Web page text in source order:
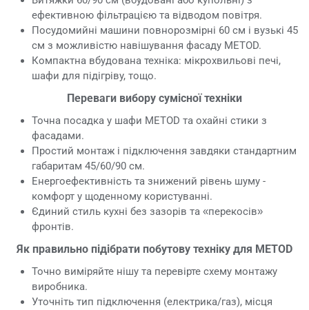
ефективною фільтрацією та відводом повітря.
Посудомийні машини повнорозмірні 60 см і вузькі 45
см з можливістю навішування фасаду METOD.
Компактна вбудована техніка: мікрохвильові печі,
шафи для підігріву, тощо.
Переваги вибору сумісної техніки
Точна посадка у шафи METOD та охайні стики з
фасадами.
Простий монтаж і підключення завдяки стандартним
габаритам 45/60/90 см.
Енергоефективність та знижений рівень шуму -
комфорт у щоденному користуванні.
Єдиний стиль кухні без зазорів та «перекосів»
фронтів.
Як правильно підібрати побутову техніку для METOD
Точно виміряйте нішу та перевірте схему монтажу
виробника.
Уточніть тип підключення (електрика/газ), місця